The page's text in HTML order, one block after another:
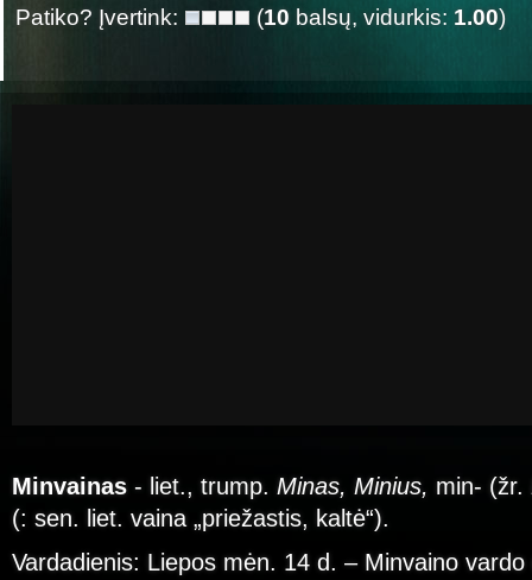
Patiko? Įvertink:
(10 balsų, vidurkis: 1.00)
Minvainas - liet., trump. Minas, Minius, min- (žr.
(: sen. liet. vaina „priežastis, kaltė“).
Vardadienis: Liepos mėn. 14 d. – Minvaino vardo